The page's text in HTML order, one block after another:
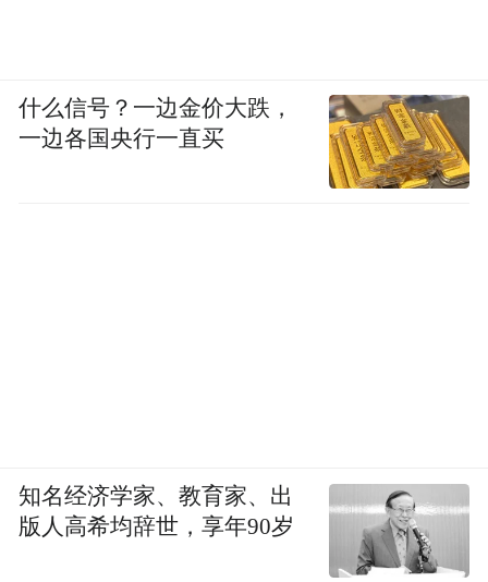
什么信号？一边金价大跌，
一边各国央行一直买
知名经济学家、教育家、出
版人高希均辞世，享年90岁